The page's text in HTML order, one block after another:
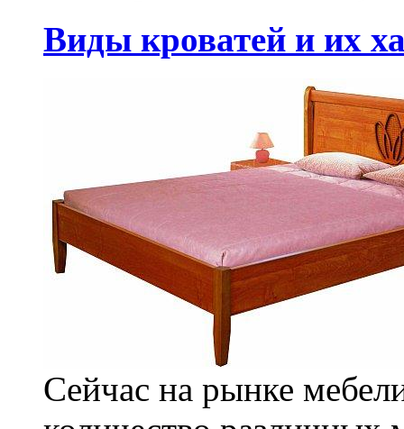
Виды кроватей и их
Сейчас на рынке